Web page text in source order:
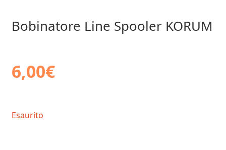
Bobinatore Line Spooler KORUM
6,00€
Esaurito